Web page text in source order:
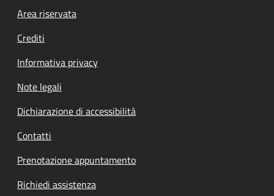
Footer menu
Area riservata
Crediti
Informativa privacy
Note legali
Dichiarazione di accessibilità
Contatti
Prenotazione appuntamento
Richiedi assistenza